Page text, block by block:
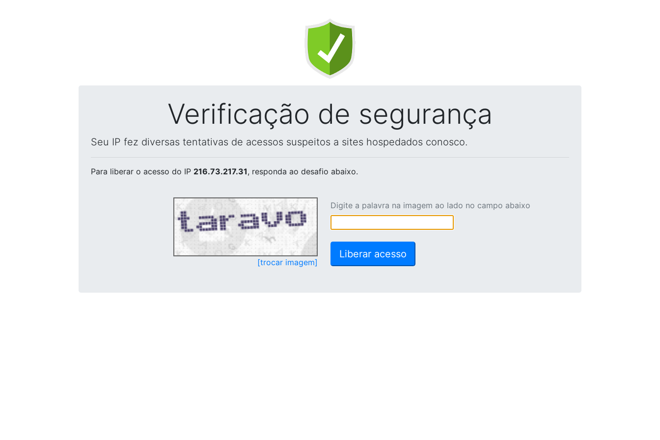
Verificação de segurança
Seu IP fez diversas tentativas de acessos suspeitos a sites hospedados conosco.
Para liberar o acesso do IP 216.73.217.31, responda ao desafio abaixo.
[trocar imagem]
Digite a palavra na imagem ao lado no campo abaixo